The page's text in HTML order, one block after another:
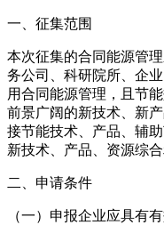
一、征集范围
本次征集的合同能源管
务公司、科研院所、企
用合同能源管理，且节
前景广阔的新技术、新
接节能技术、产品、辅
新技术、产品、资源综
二、申请条件
（一）申报企业应具有